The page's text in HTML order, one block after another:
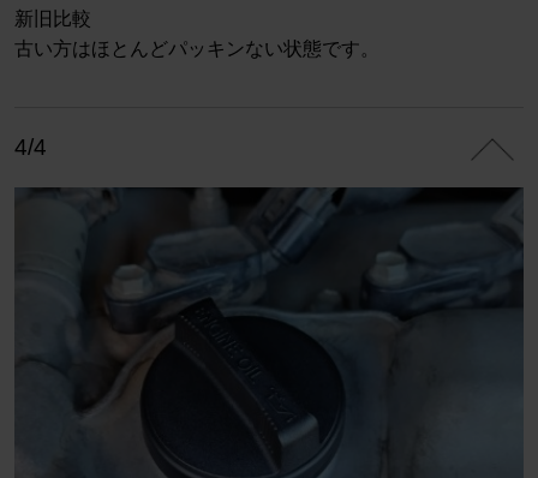
新旧比較
古い方はほとんどパッキンない状態です。
4/4